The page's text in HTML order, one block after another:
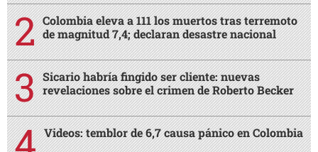
Colombia eleva a 111 los muertos tras terremoto
de magnitud 7,4; declaran desastre nacional
Sicario habría fingido ser cliente: nuevas
revelaciones sobre el crimen de Roberto Becker
Videos: temblor de 6,7 causa pánico en Colombia